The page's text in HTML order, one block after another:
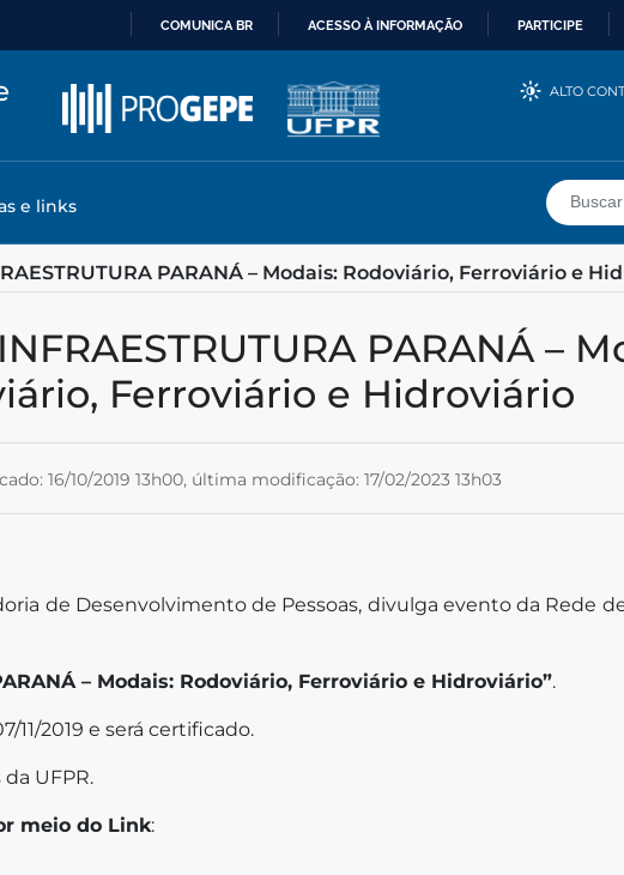
PARA
COMUNICA BR ACESSO À INFORMAÇÃO PARTICIPE
ALTO
e links
PARANÁ – Modais: Rodoviário, Ferroviário e
Ferroviário e Hidroviário
16/10/2019 13h00,última modificação: 17/02/2023 13h03
de Desenvolvimento de Pessoas, divulga evento da Rede
– Modais: Rodoviário, Ferroviário e Hidroviário”.
11/2019 e será certificado.
UFPR.
meio do Link: